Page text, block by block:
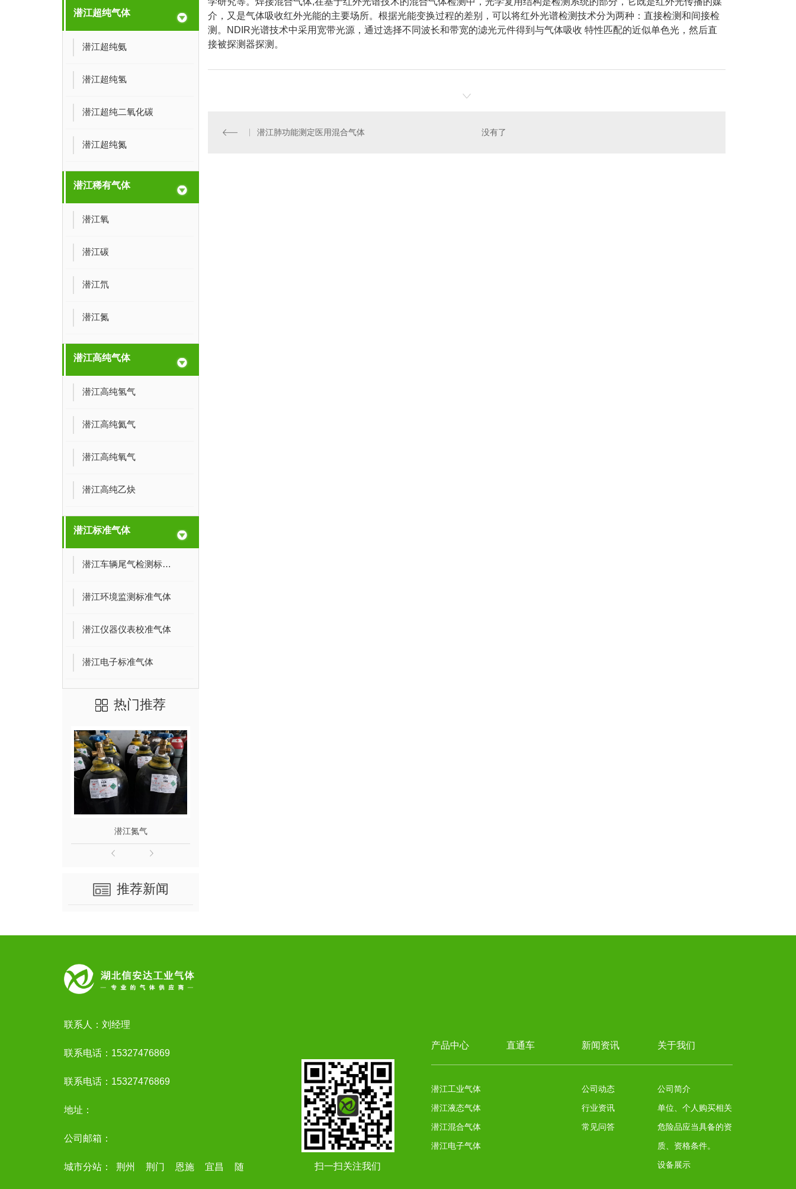
潜江超纯气体
潜江超纯氨
潜江超纯氢
潜江超纯二氧化碳
潜江超纯氮
潜江稀有气体
潜江氧
潜江碳
潜江氘
潜江氮
潜江高纯气体
潜江高纯氢气
潜江高纯氦气
潜江高纯氧气
潜江高纯乙炔
潜江标准气体
潜江车辆尾气检测标准气体
潜江环境监测标准气体
潜江仪器仪表校准气体
潜江电子标准气体
热门推荐
潜江氮气
推荐新闻
介，又是气体吸收红外光能的主要场所。根据光能变换过程的差别，可以将红外光谱检测技术分为两种：直接检测和间接检
测。NDIR光谱技术中采用宽带光源，通过选择不同波长和带宽的滤光元件得到与气体吸收 特性匹配的近似单色光，然后直
接被探测器探测。
潜江肺功能测定医用混合气体 没有了
联系人：刘经理
联系电话：15327476869
联系电话：15327476869
地址：
公司邮箱：
城市分站： 荆州 荆门 恩施 宜昌 随 扫一扫关注我们
产品中心
潜江工业气体
潜江液态气体
潜江混合气体
潜江电子气体
直通车 新闻资讯
公司动态
行业资讯
常见问答
关于我们
公司简介
单位、个人购买相关
危险品应当具备的资
质、资格条件。
设备展示